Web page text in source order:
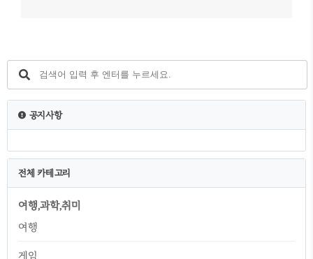
공지사항
전체 카테고리
여행,과학,취미
여행
게임